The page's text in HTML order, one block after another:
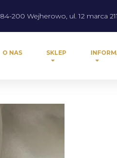
84-200 Wejherowo, ul. 12 marca 211
O NAS SKLEP